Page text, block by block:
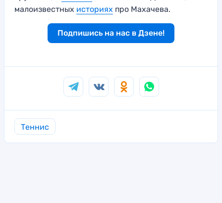
малоизвестных историях про Махачева.
Подпишись на нас в Дзене!
Теннис